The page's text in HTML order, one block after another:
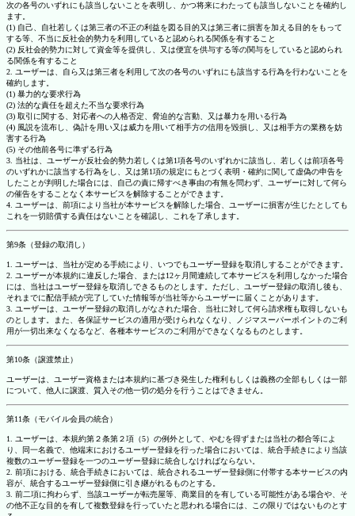
次の各号のいずれにも該当しないことを表明し、かつ将来にわたっても該当しないことを確約し
ます。
(1) 自己、自社若しくは第三者の不正の利益を図る目的又は第三者に損害を加える目的をもって
する等、不当に反社会的勢力を利用していると認められる関係を有すること
(2) 反社会的勢力に対して資金等を提供し、又は便宜を供与する等の関与をしていると認められ
る関係を有すること
2. ユーザーは、自ら又は第三者を利用して次の各号のいずれにも該当する行為を行わないことを
確約します。
(1) 暴力的な要求行為
(2) 法的な責任を超えた不当な要求行為
(3) 取引に関する、対応者への人格否定、脅迫的な言動、又は暴力を用いる行為
(4) 風説を流布し、偽計を用い又は威力を用いて相手方の信用を毀損し、又は相手方の業務を妨
害する行為
(5) その他前各号に準ずる行為
3. 当社は、ユーザーが反社会的勢力若しくは第1項各号のいずれかに該当し、若しくは前項各号
のいずれかに該当する行為をし、又は第1項の規定にもとづく表明・確約に関して虚偽の申告を
したことが判明した場合には、自己の責に帰すべき事由の有無を問わず、ユーザーに対して何ら
の催告をすることなく本サービスを解除することができます。
4. ユーザーは、前項により当社が本サービスを解除した場合、ユーザーに損害が生じたとしても
これを一切賠償する責任はないことを確認し、これを了承します。
第9条（登録の取消し）
1. ユーザーは、当社が定める手続により、いつでもユーザー登録を取消しすることができます。
2. ユーザーが本規約に違反した場合、または12ヶ月間連続して本サービスを利用しなかった場合
には、当社はユーザー登録を取消しできるものとします。ただし、ユーザー登録の取消し後も、
それまでに配信手続が完了していた情報等が当社等からユーザーに届くことがあります。
3. ユーザーは、ユーザー登録の取消しがなされた場合、当社に対して何ら請求権も取得しないも
のとします。また、各保証サービスの適用が受けられなくなり、ノジマスーパーポイントのご利
用が一切出来なくなるなど、各種本サービスのご利用ができなくなるものとします。
第10条（譲渡禁止）
ユーザーは、ユーザー資格または本規約に基づき発生した権利もしくは義務の全部もしくは一部
について、他人に譲渡、質入その他一切の処分を行うことはできません。
第11条（モバイル会員の統合）
1. ユーザーは、本規約第２条第２項（5）の例外として、やむを得ずまたは当社の都合等によ
り、同一名義で、他端末におけるユーザー登録を行った場合においては、統合手続きにより当該
複数のユーザー登録を一つのユーザー登録に統合しなければならない。
2. 前項における、統合手続きにおいては、統合されるユーザー登録側に付帯する本サービスの内
容が、統合するユーザー登録側に引き継がれるものとする。
3. 前二項に拘わらず、当該ユーザーが転売屋等、商業目的を有している可能性がある場合や、そ
の他不正な目的を有して複数登録を行っていたと思われる場合には、この限りではないものとす